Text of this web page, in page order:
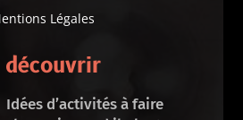
Légales
découvrir
Idées d’activités à faire